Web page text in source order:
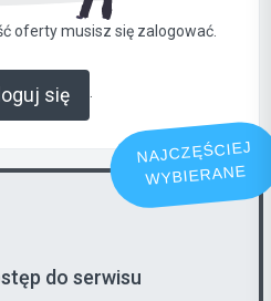
oferty musisz się zalogować.
się .
NAJCZĘŚCIEJ
WYBIERANE
do serwisu